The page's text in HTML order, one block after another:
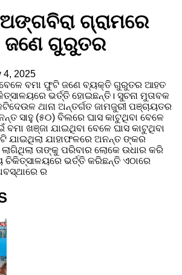
ଗ୍ରାମରେ
ଜଣେ ଗୁରୁତର
4, 2025
ବେଳେ ବମା ଫୁଟି ଜଣେ ବ୍ୟକ୍ତି ଗୁରୁତର ଆହତ
ଭର୍ତ୍ତି ହୋଇଛନ୍ତି। ସୁଚନା ମୁତାବକ
ଥାନା ଅନ୍ତର୍ଗତ ଜାମଜୁରୀ ପଞ୍ଚାୟତର
ସାହୁ (୫୦) ବିଲରେ ଘାସ କାଟୁଥିବା ବେଳେ
ବମା ଖଞ୍ଜା ଯାଇଥିବା ବେଳେ ଘାସ କାଟୁଥିବା
ଯାଇଥିଲା ଯାହାଫଳରେ ଅନନ୍ତ ଙ୍କର
ତାଙ୍କୁ ପରିବାର ଲୋକେ ଉଧାର କରି
ଭର୍ତ୍ତି କରିଛନ୍ତି ଏଠାରେ
ର